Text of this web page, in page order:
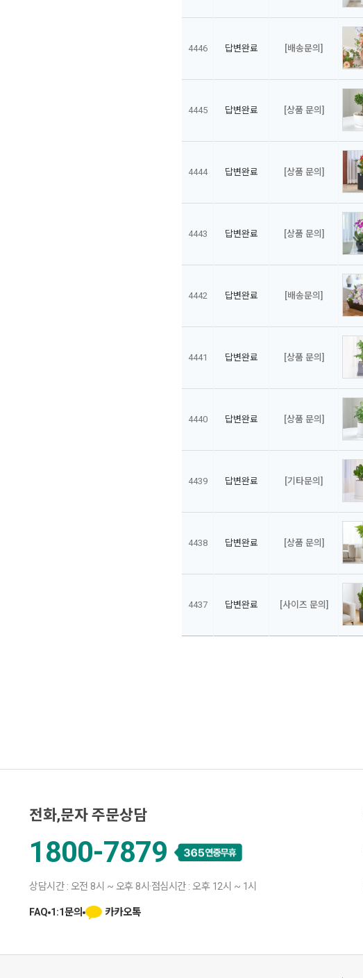
4446 답변완료 [배송문의]
4445 답변완료 [상품 문의]
4444 답변완료 [상품 문의]
4443 답변완료 [상품 문의]
4442 답변완료 [배송문의]
4441 답변완료 [상품 문의]
4440 답변완료 [상품 문의]
4439 답변완료 [기타문의]
4438 답변완료 [상품 문의]
4437 답변완료 [사이즈 문의]
전화,문자 주문상담
1800-7879
상담시간 : 오전 8시 ~ 오후 8시 ·점심시간 : 오후 12시 ~ 1시
FAQ 1:1문의 카카오톡